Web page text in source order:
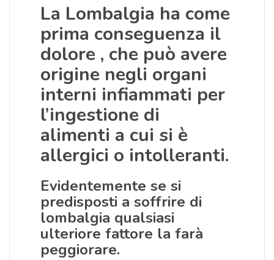
La Lombalgia ha come
prima conseguenza il
dolore , che può avere
origine negli organi
interni infiammati per
l’ingestione di
alimenti a cui si è
allergici o intolleranti.
Evidentemente se si
predisposti a soffrire di
lombalgia qualsiasi
ulteriore fattore la farà
peggiorare.